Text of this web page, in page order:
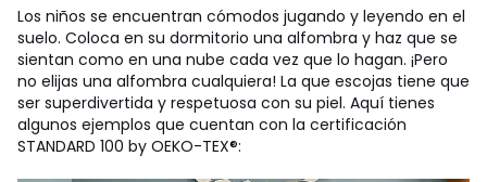
Los niños se encuentran cómodos jugando y leyendo en el
suelo. Coloca en su dormitorio una alfombra y haz que se
sientan como en una nube cada vez que lo hagan. ¡Pero
no elijas una alfombra cualquiera! La que escojas tiene que
ser superdivertida y respetuosa con su piel. Aquí tienes
algunos ejemplos que cuentan con la certificación
STANDARD 100 by OEKO-TEX®: